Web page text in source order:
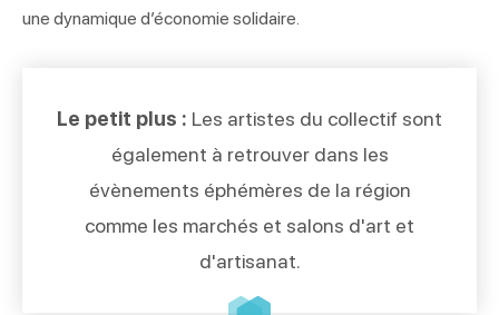
une dynamique d’économie solidaire.
Le petit plus : Les artistes du collectif sont
également à retrouver dans les
évènements éphémères de la région
comme les marchés et salons d'art et
d'artisanat.